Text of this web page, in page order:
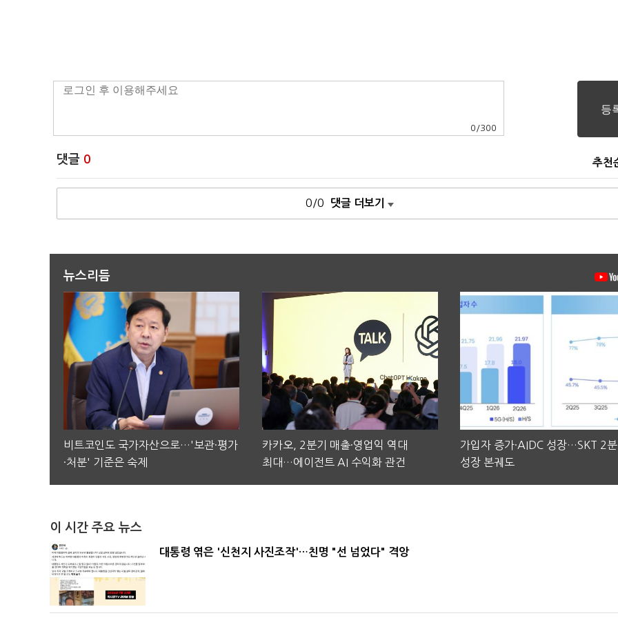
0 /300
댓글 0 추천
0/0 댓글 더보기
뉴스리듬
비트코인도 국가자산으로…'보관·평가
·처분' 기준은 숙제
카카오, 2분기 매출·영업익 역대
최대…에이전트 AI 수익화 관건
가입자 증가·AIDC 성장…SKT 2
성장 본궤도
이 시간 주요 뉴스
대통령 엮은 '신천지 사진조작'…친명 "선 넘었다" 격앙